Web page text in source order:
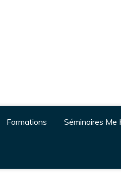
Formations Séminaires Me